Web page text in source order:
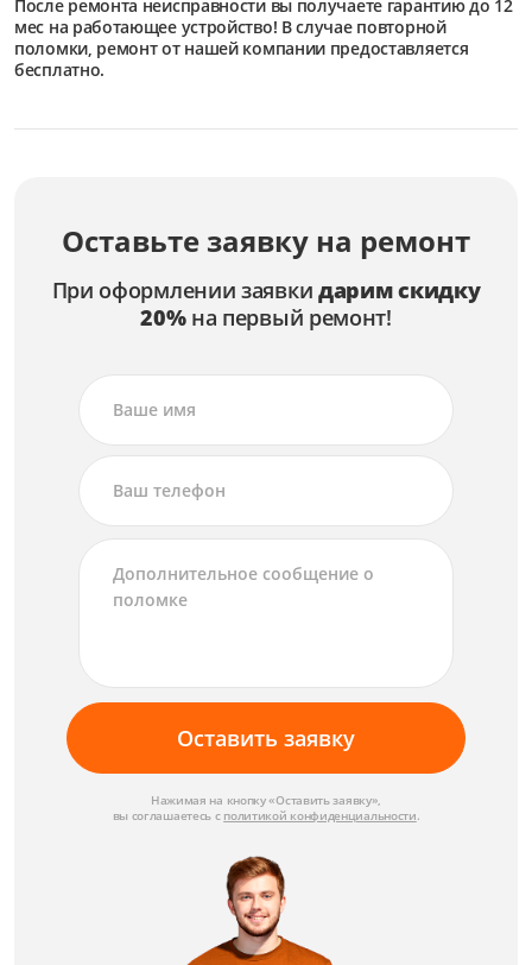
После ремонта неисправности вы получаете гарантию до 12
мес на работающее устройство! В случае повторной
поломки, ремонт от нашей компании предоставляется
бесплатно.
Оставьте заявку на ремонт
При оформлении заявки дарим скидку
20%на первый ремонт!
Оставить заявку
Нажимая на кнопку «Оставить заявку»,
вы соглашаетесь с политикой конфиденциальности.